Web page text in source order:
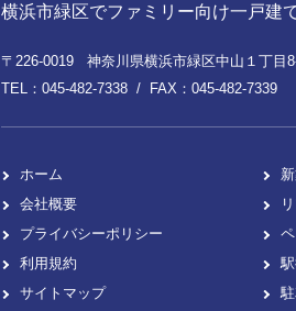
横浜市緑区でファミリー向け一戸建
〒226-0019 神奈川県横浜市緑区中山１丁目
TEL：045-482-7338 / FAX：045-482-7339
ホーム
会社概要
プライバシーポリシー
利用規約
サイトマップ